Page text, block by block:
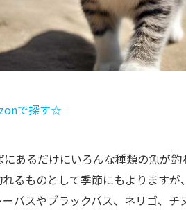
で探す☆
あるだけにいろんな種類の魚が
るものとして季節にもよります
バスやブラックバス、ネリゴ、